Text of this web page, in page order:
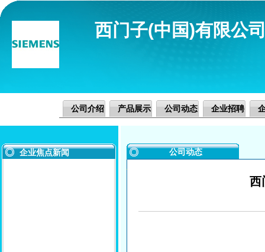
西门子(中国)有限公
公司介绍 产品展示 公司动态 企业招聘
企业焦点新闻 公司动态
西